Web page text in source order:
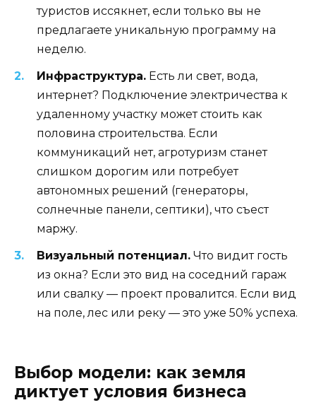
туристов иссякнет, если только вы не
предлагаете уникальную программу на
неделю.
Инфраструктура. Есть ли свет, вода,
интернет? Подключение электричества к
удаленному участку может стоить как
половина строительства. Если
коммуникаций нет, агротуризм станет
слишком дорогим или потребует
автономных решений (генераторы,
солнечные панели, септики), что съест
маржу.
Визуальный потенциал. Что видит гость
из окна? Если это вид на соседний гараж
или свалку — проект провалится. Если вид
на поле, лес или реку — это уже 50% успеха.
Выбор модели: как земля
диктует условия бизнеса